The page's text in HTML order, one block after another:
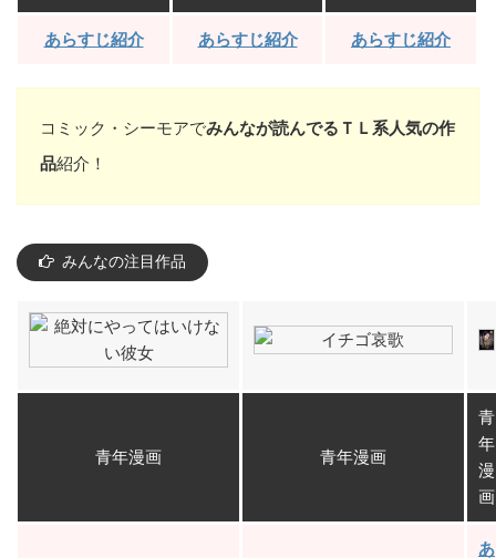
あらすじ紹介 あらすじ紹介 あらすじ紹介
コミック・シーモアでみんなが読んでるＴＬ系人気の作
品紹介！
みんなの注目作品
青年漫画 青年漫画
青
年
漫
画
あ